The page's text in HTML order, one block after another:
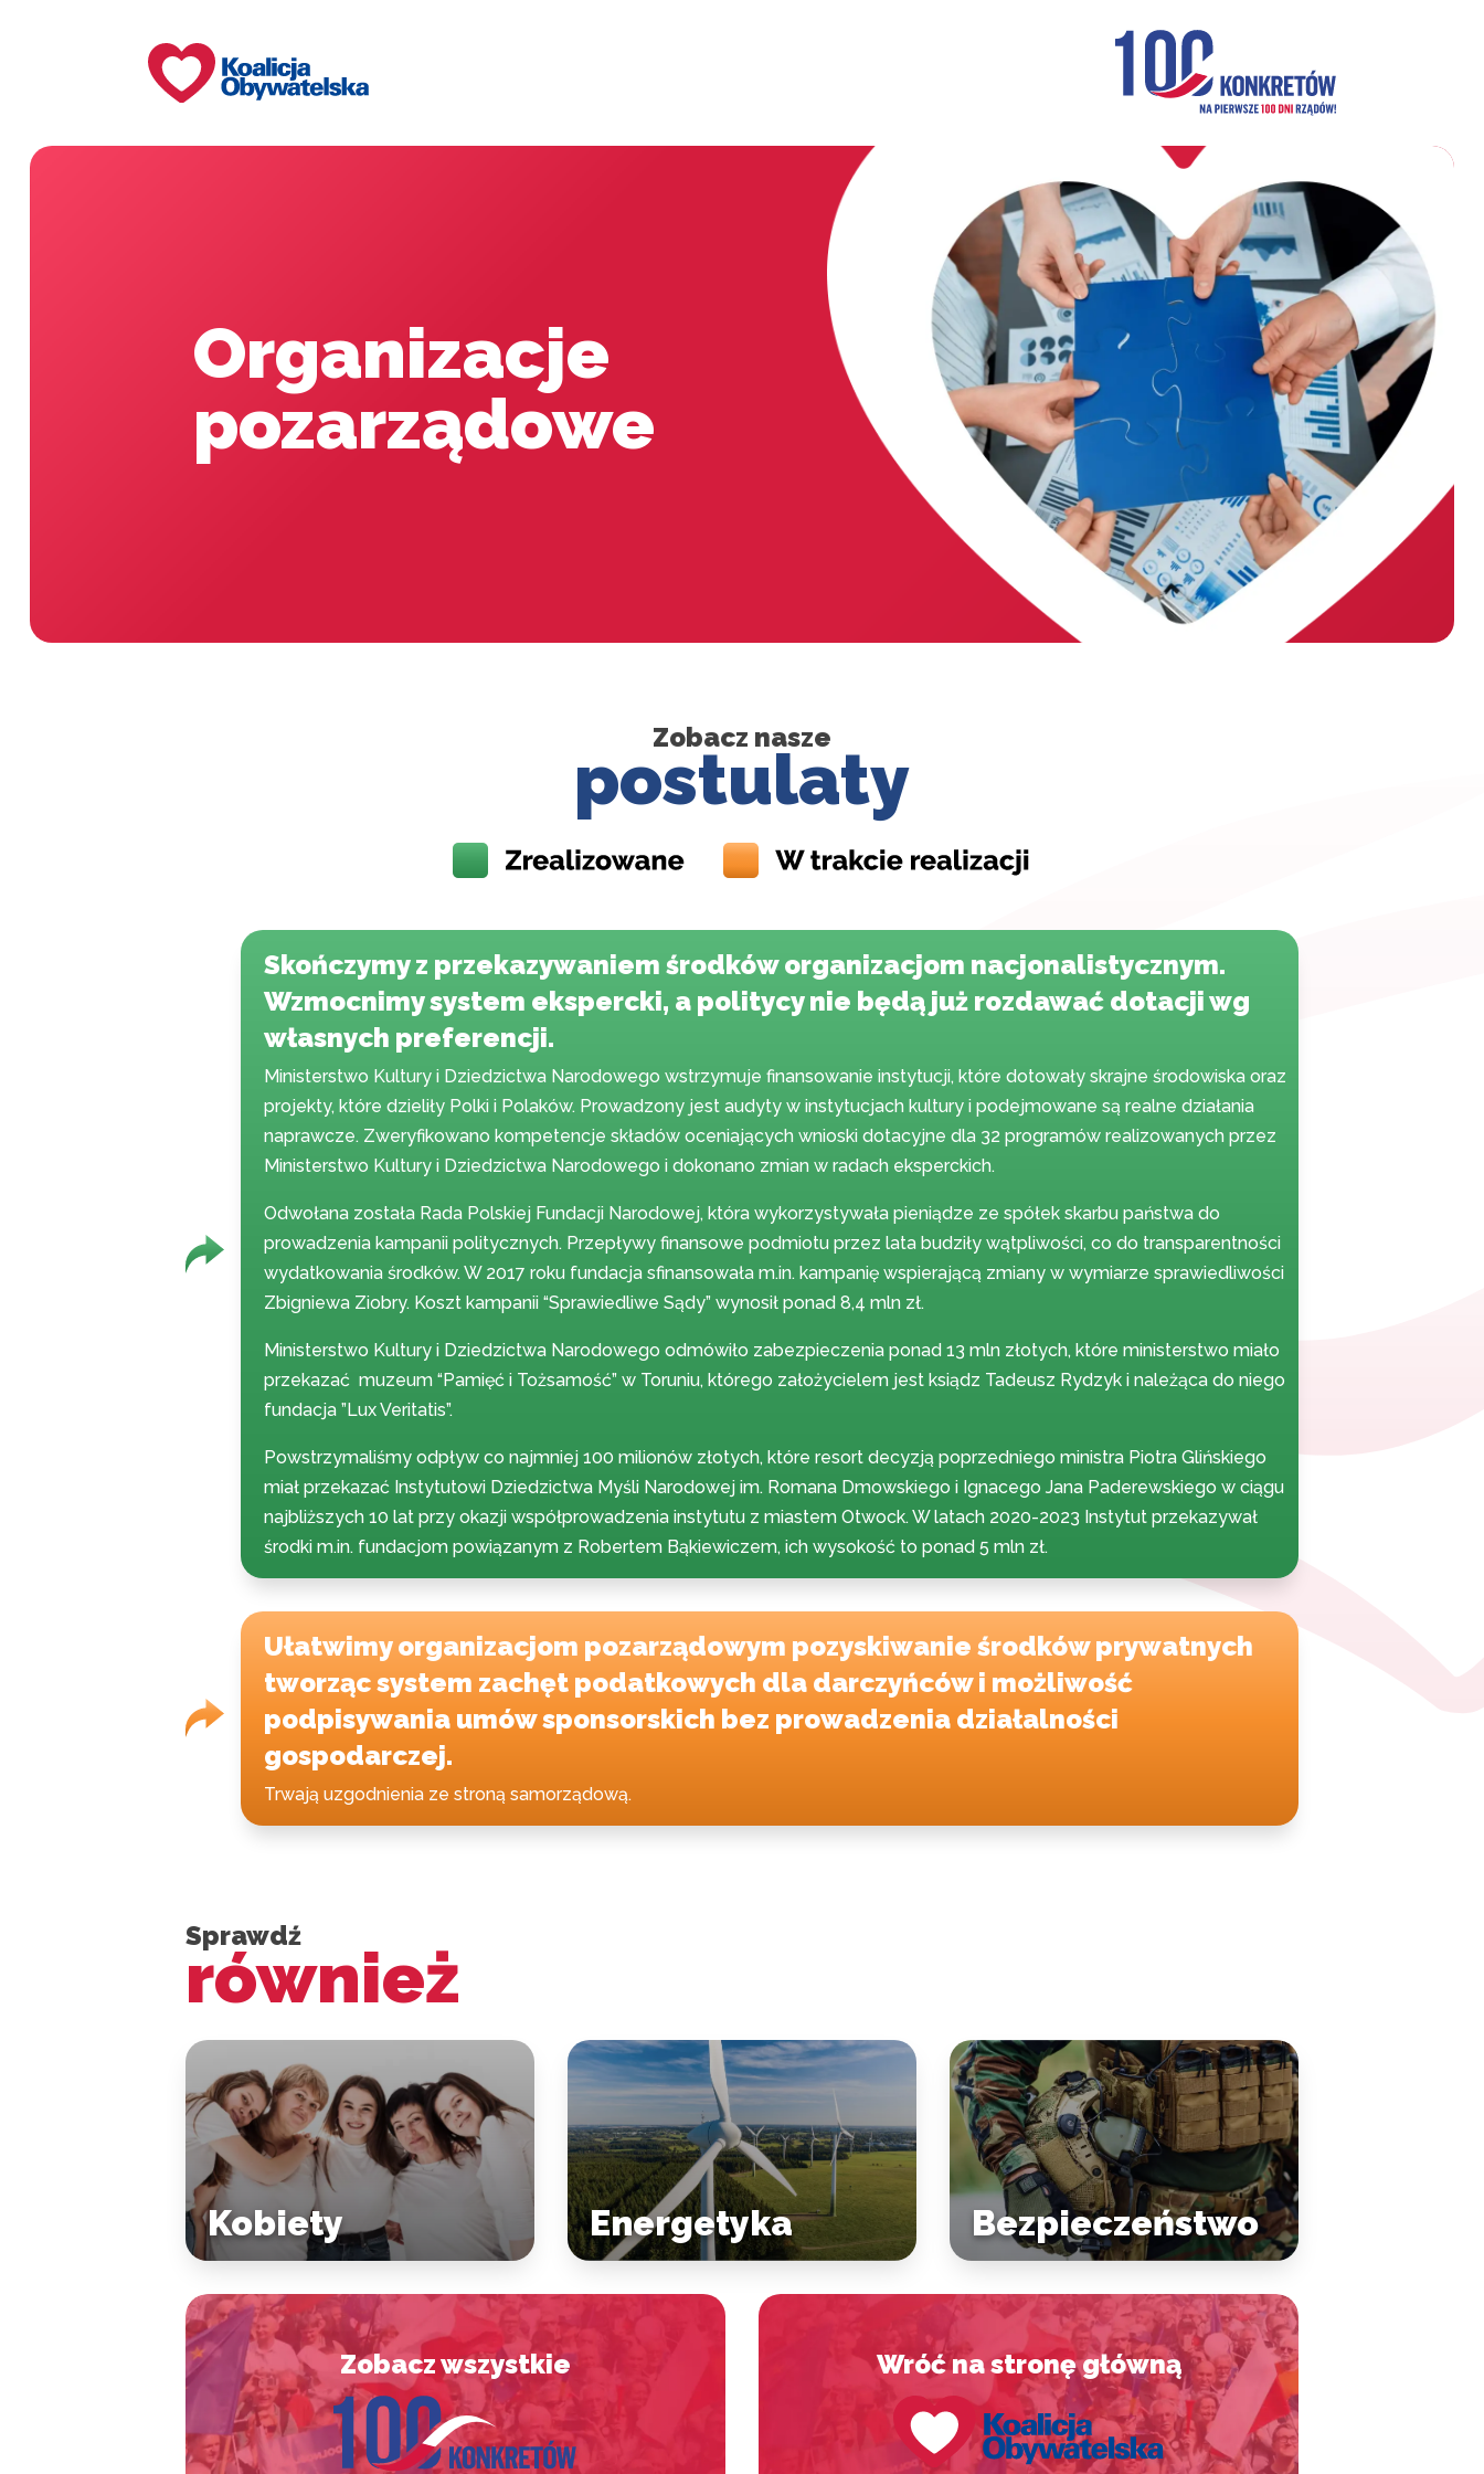
Organizacje
pozarządowe
Zobacz nasze
postulaty
Skończymy z przekazywaniem środków organizacjom nacjonalistycznym.
Wzmocnimy system ekspercki, a politycy nie będą już rozdawać dotacji wg
własnych preferencji.
Ministerstwo Kultury i Dziedzictwa Narodowego wstrzymuje finansowanie instytucji, które dotowały skrajne środowiska oraz
projekty, które dzieliły Polki i Polaków. Prowadzony jest audyty w instytucjach kultury i podejmowane są realne działania
naprawcze. Zweryfikowano kompetencje składów oceniających wnioski dotacyjne dla 32 programów realizowanych przez
Ministerstwo Kultury i Dziedzictwa Narodowego i dokonano zmian w radach eksperckich.
Odwołana została Rada Polskiej Fundacji Narodowej, która wykorzystywała pieniądze ze spółek skarbu państwa do
prowadzenia kampanii politycznych. Przepływy finansowe podmiotu przez lata budziły wątpliwości, co do transparentności
wydatkowania środków. W 2017 roku fundacja sfinansowała m.in. kampanię wspierającą zmiany w wymiarze sprawiedliwości
Zbigniewa Ziobry. Koszt kampanii “Sprawiedliwe Sądy” wynosił ponad 8,4 mln zł.
Ministerstwo Kultury i Dziedzictwa Narodowego odmówiło zabezpieczenia ponad 13 mln złotych, które ministerstwo miało
przekazać muzeum “Pamięć i Tożsamość” w Toruniu, którego założycielem jest ksiądz Tadeusz Rydzyk i należąca do niego
fundacja ”Lux Veritatis”.
Powstrzymaliśmy odpływ co najmniej 100 milionów złotych, które resort decyzją poprzedniego ministra Piotra Glińskiego
miał przekazać Instytutowi Dziedzictwa Myśli Narodowej im. Romana Dmowskiego i Ignacego Jana Paderewskiego w ciągu
najbliższych 10 lat przy okazji współprowadzenia instytutu z miastem Otwock. W latach 2020-2023 Instytut przekazywał
środki m.in. fundacjom powiązanym z Robertem Bąkiewiczem, ich wysokość to ponad 5 mln zł.
Ułatwimy organizacjom pozarządowym pozyskiwanie środków prywatnych
tworząc system zachęt podatkowych dla darczyńców i możliwość
podpisywania umów sponsorskich bez prowadzenia działalności
gospodarczej.
Trwają uzgodnienia ze stroną samorządową.
Sprawdź
również
Kobiety Energetyka Bezpieczeństwo
Zobacz wszystkie Wróć na stronę główną